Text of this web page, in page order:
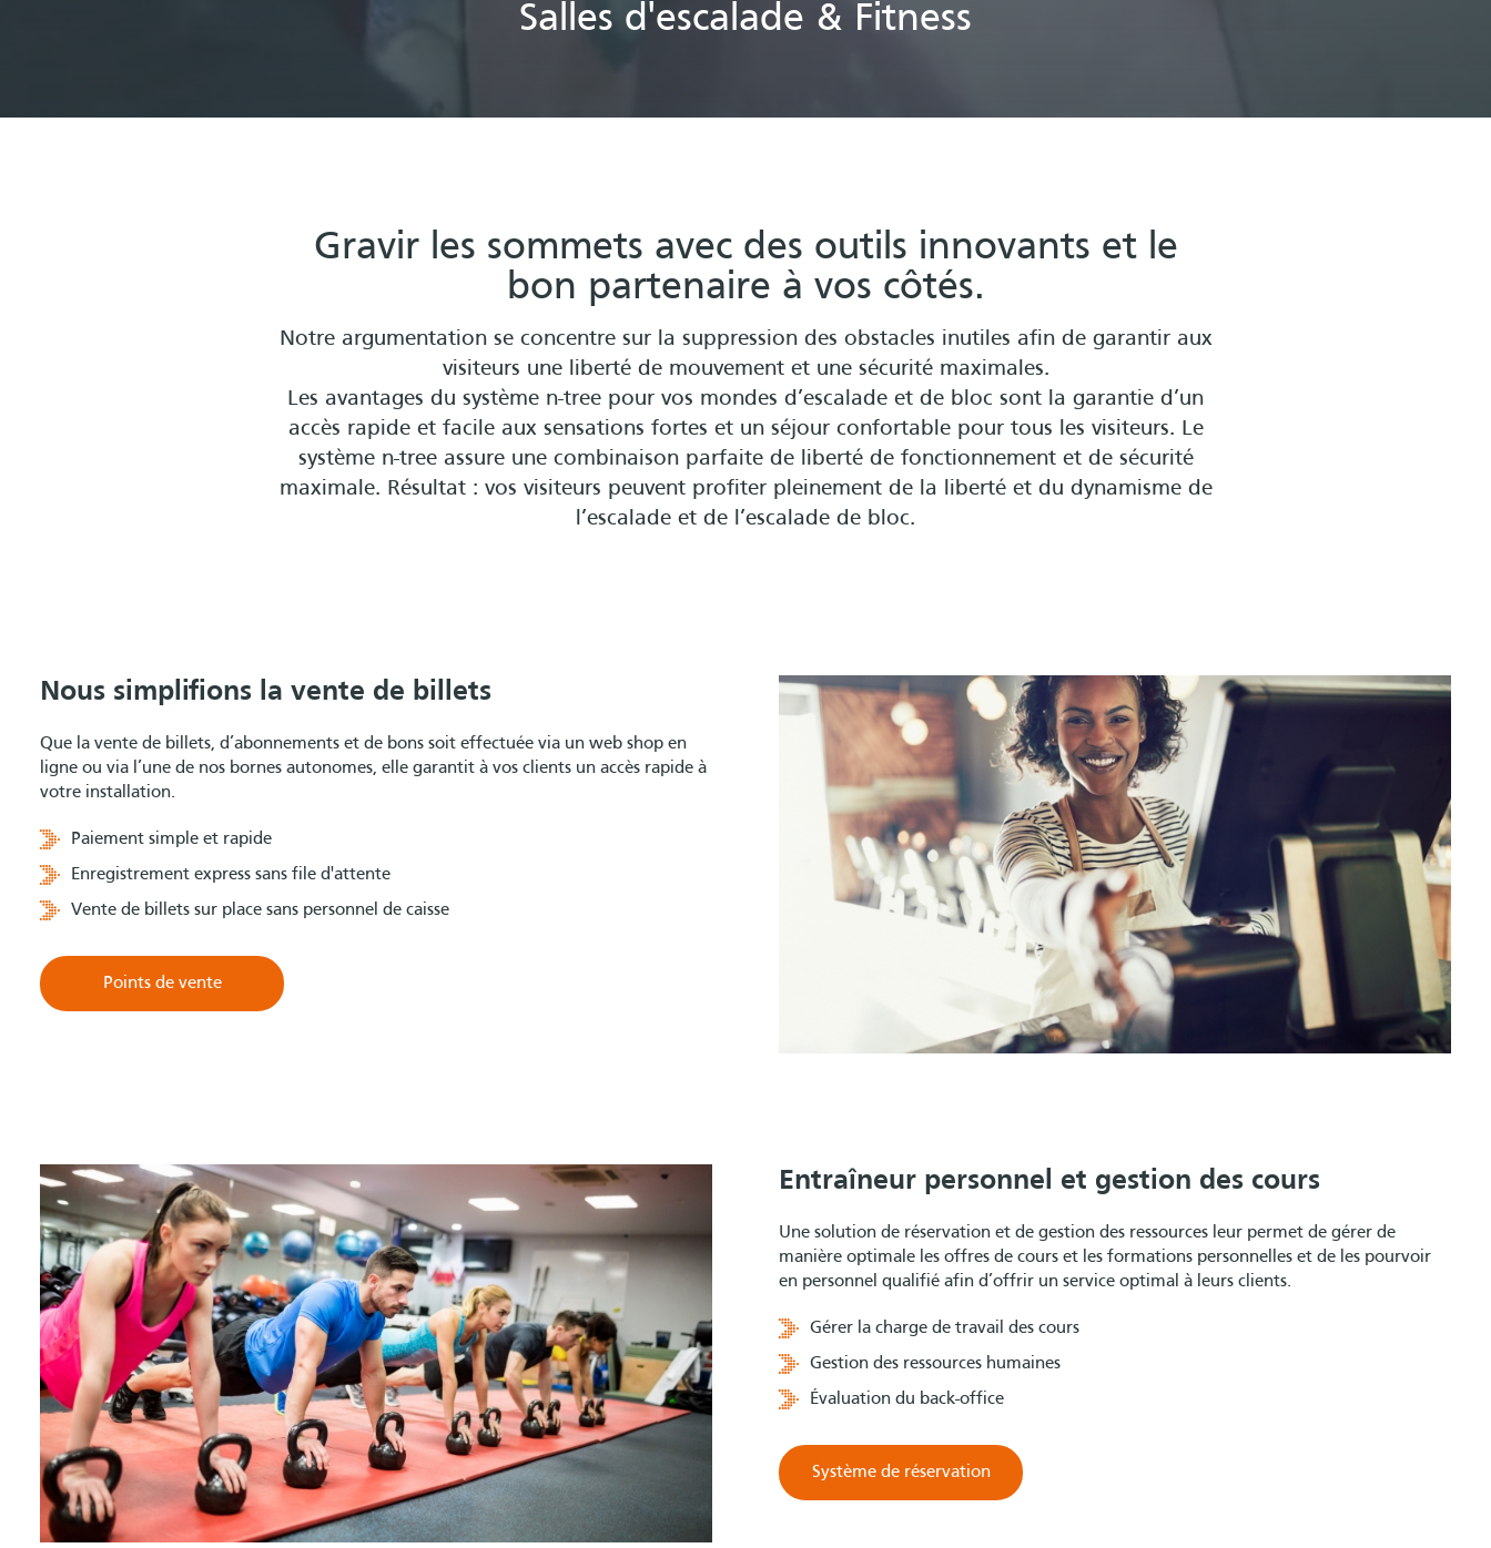
Salles d'escalade & Fitness
Gravir les sommets avec des outils innovants et le
bon partenaire à vos côtés.
Notre argumentation se concentre sur la suppression des obstacles inutiles afin de garantir aux
visiteurs une liberté de mouvement et une sécurité maximales.
Les avantages du système n-tree pour vos mondes d’escalade et de bloc sont la garantie d’un
accès rapide et facile aux sensations fortes et un séjour confortable pour tous les visiteurs. Le
système n-tree assure une combinaison parfaite de liberté de fonctionnement et de sécurité
maximale. Résultat : vos visiteurs peuvent profiter pleinement de la liberté et du dynamisme de
l’escalade et de l’escalade de bloc.
Nous simplifions la vente de billets
Que la vente de billets, d’abonnements et de bons soit effectuée via un web shop en
ligne ou via l’une de nos bornes autonomes, elle garantit à vos clients un accès rapide à
votre installation.
Paiement simple et rapide
Enregistrement express sans file d'attente
Vente de billets sur place sans personnel de caisse
Points de vente
Entraîneur personnel et gestion des cours
Une solution de réservation et de gestion des ressources leur permet de gérer de
manière optimale les offres de cours et les formations personnelles et de les pourvoir
en personnel qualifié afin d’offrir un service optimal à leurs clients.
Gérer la charge de travail des cours
Gestion des ressources humaines
Évaluation du back-office
Système de réservation